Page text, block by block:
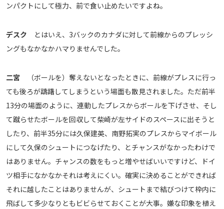
ンパクトにして極力、前で食い止めたいですよね。
デスク とはいえ、3バックのカナダに対して前線からのプレッシ
ングもなかなかハマりませんでした。
二宮 （ボールを）奪えないとなったときに、前線がプレスに行っ
ても後ろが躊躇してしまうという場面も散見されました。ただ前半
13分の場面のように、連動したプレスからボールを下げさせ、そし
て蹴らせたボールを回収して柴崎が左サイドのスペースに出そうと
したり、前半35分には久保建英、南野拓実のプレスからマイボール
にして久保のシュートにつなげたり、とチャンスがなかったわけで
はありません。チャンスの数をもっと増やせばいいですけど、ドイ
ツ相手になかなかそれは考えにくい。確実に決めることができれば
それに越したことはありませんが、シュートまで結びつけて枠内に
飛ばして多少なりともビビらせておくことが大事。嫌な印象を植え